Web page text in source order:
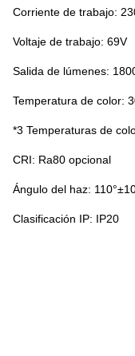
Corriente de trabajo:
Voltaje de trabajo: 69V
Salida de lúmenes:
Temperatura de color:
*3 Temperaturas de
CRI: Ra80 opcional
Ángulo del haz:
Clasificación IP: IP20